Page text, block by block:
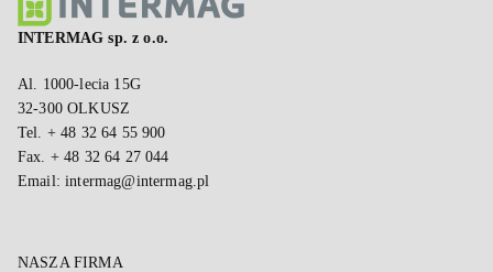
INTERMAG sp. z o.o.
Al. 1000-lecia 15G
32-300 OLKUSZ
Tel. + 48 32 64 55 900
Fax. + 48 32 64 27 044
Email:intermag@intermag.pl
NASZA FIRMA